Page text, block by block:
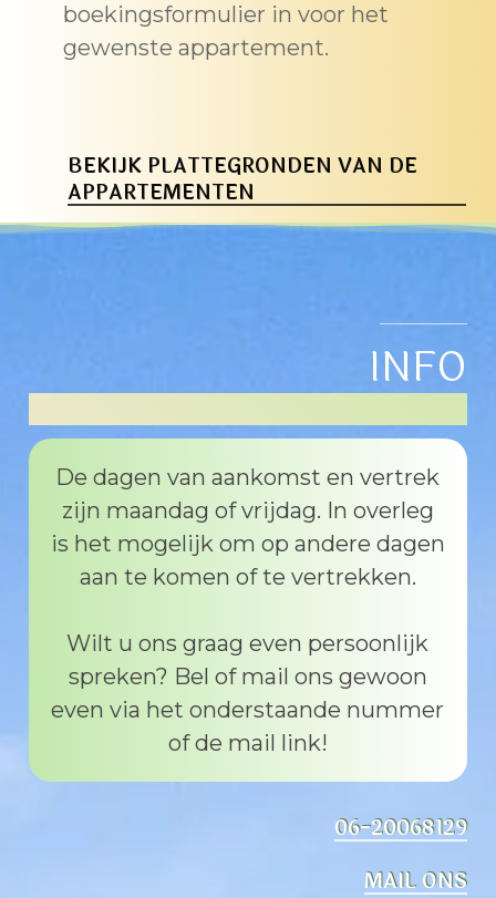
boekingsformulier in voor het
gewenste appartement.
BEKIJK PLATTEGRONDEN VAN DE
APPARTEMENTEN
INFO
De dagen van aankomst en vertrek
zijn maandag of vrijdag. In overleg
is het mogelijk om op andere dagen
aan te komen of te vertrekken.
Wilt u ons graag even persoonlijk
spreken? Bel of mail ons gewoon
even via het onderstaande nummer
of de mail link!
06-20068129
MAIL ONS